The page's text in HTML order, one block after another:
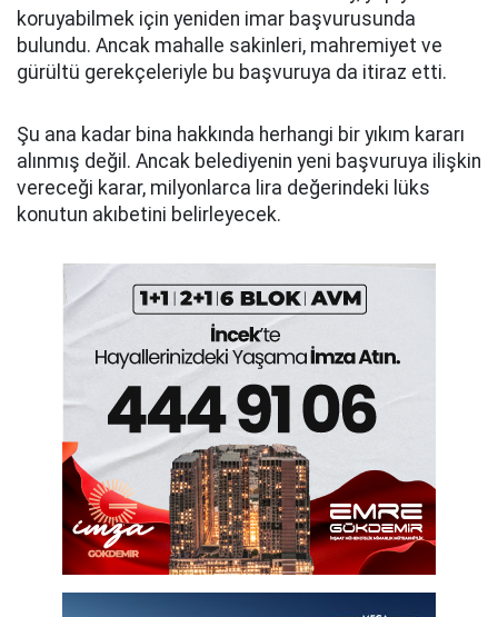
koruyabilmek için yeniden imar başvurusunda
bulundu. Ancak mahalle sakinleri, mahremiyet ve
gürültü gerekçeleriyle bu başvuruya da itiraz etti.
Şu ana kadar bina hakkında herhangi bir yıkım kararı
alınmış değil. Ancak belediyenin yeni başvuruya ilişkin
vereceği karar, milyonlarca lira değerindeki lüks
konutun akıbetini belirleyecek.